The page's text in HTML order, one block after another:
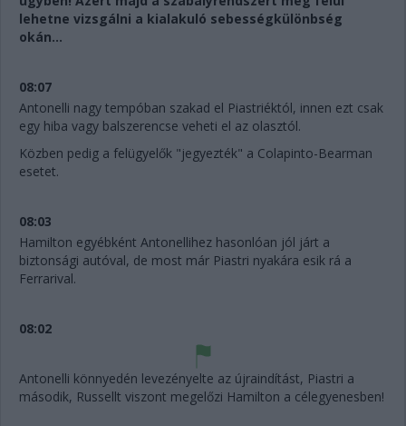
lehetne vizsgálni a kialakuló sebességkülönbség
okán...
08:07
Antonelli nagy tempóban szakad el Piastriéktól, innen ezt csak
egy hiba vagy balszerencse veheti el az olasztól.
Közben pedig a felügyelők "jegyezték" a Colapinto-Bearman
esetet.
08:03
Hamilton egyébként Antonellihez hasonlóan jól járt a
biztonsági autóval, de most már Piastri nyakára esik rá a
Ferrarival.
08:02
Antonelli könnyedén levezényelte az újraindítást, Piastri a
második, Russellt viszont megelőzi Hamilton a célegyenesben!